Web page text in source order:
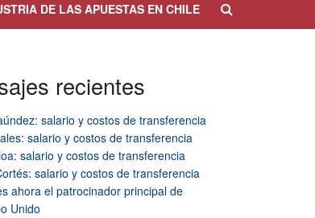
DE LAS APUESTAS EN CHILE
recientes
salario y costos de transferencia
salario y costos de transferencia
salario y costos de transferencia
salario y costos de transferencia
ahora el patrocinador principal de
Unido